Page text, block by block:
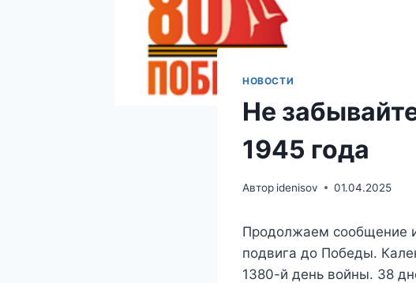
НОВОСТИ
Не
1945 года
Автор idenisov 01.04.2025
Продолжаем сообщение
подвига до Победы.
1380-й день войны. 38